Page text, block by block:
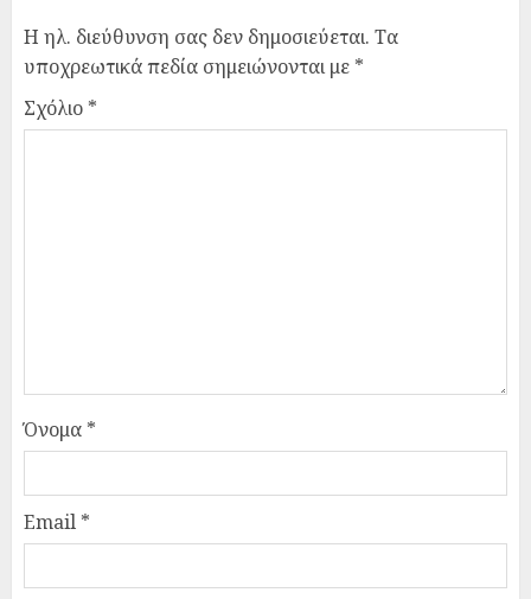
Η ηλ. διεύθυνση σας δεν δημοσιεύεται. Τα
υποχρεωτικά πεδία σημειώνονται με *
Σχόλιο *
Όνομα *
Email *